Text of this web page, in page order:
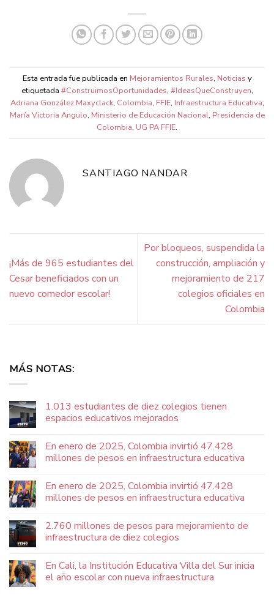
Esta entrada fue publicada en Mejoramientos Rurales, Noticias y
etiquetada #ConstruimosOportunidades, #IdeasQueConstruyen,
Adriana González Maxyclack, Colombia, FFIE, Infraestructura Educativa,
María Victoria Angulo, Ministerio de Educación Nacional, Presidencia de
Colombia, UG PA FFIE.
SANTIAGO NANDAR
¡Más de 965 estudiantes del
Cesar beneficiados con un
nuevo comedor escolar!
Por bloqueos, suspendida la
construcción, ampliación y
mejoramiento de 217
colegios oficiales en
Colombia
MÁS NOTAS:
1.013 estudiantes de diez colegios tienen
espacios educativos mejorados
En enero de 2025, Colombia invirtió 47.428
millones de pesos en infraestructura educativa
En enero de 2025, Colombia invirtió 47.428
millones de pesos en infraestructura educativa
2.760 millones de pesos para mejoramiento de
infraestructura de diez colegios
En Cali, la Institución Educativa Villa del Sur inicia
el año escolar con nueva infraestructura